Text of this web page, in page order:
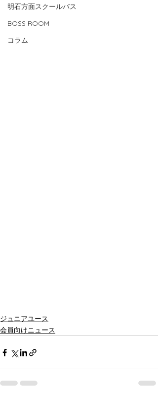
明石方面スクールバス
BOSS ROOM
コラム
ジュニアユース
会員向けニュース